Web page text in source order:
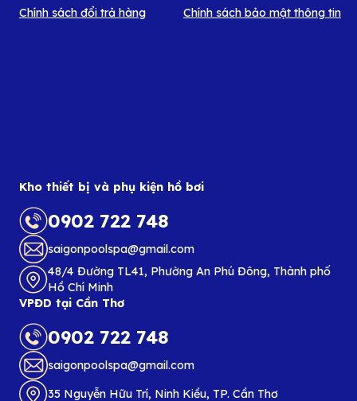
Chính sách đổi trả hàng
Chính sách bảo mật thông tin
Kho thiết bị và phụ kiện hồ bơi
0902 722 748
saigonpoolspa@gmail.com
48/4 Đường TL41, Phường An Phú Đông, Thành phố
Hồ Chí Minh
VPĐD tại Cần Thơ
0902 722 748
saigonpoolspa@gmail.com
35 Nguyễn Hữu Trí, Ninh Kiều, TP. Cần Thơ